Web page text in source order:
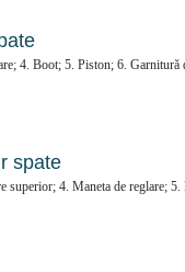
4. Boot; 5. Piston; 6. Garnitură
spate
4. Maneta de reglare; 5.